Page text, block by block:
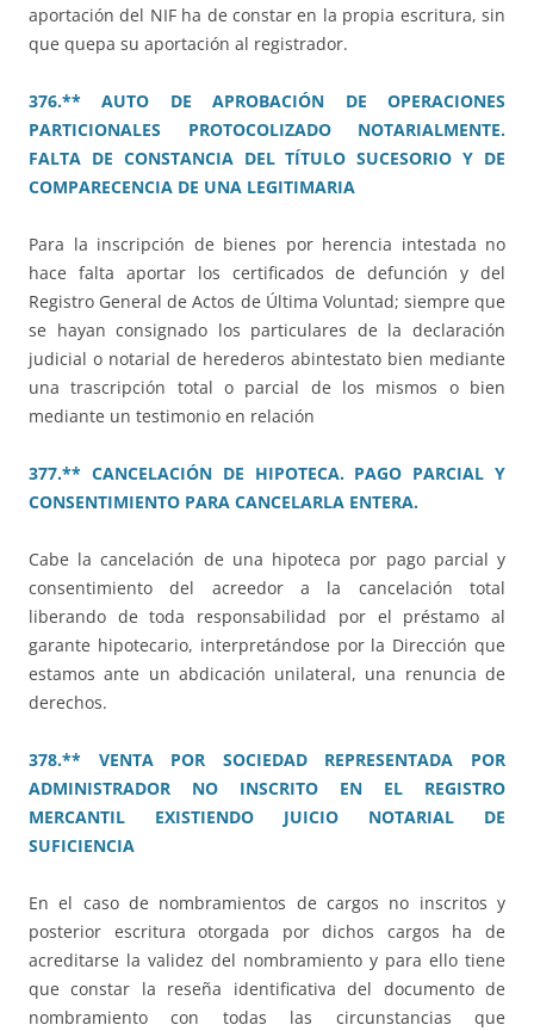
aportación del NIF ha de constar en la propia escritura, sin
que quepa su aportación al registrador.
376.** AUTO DE APROBACIÓN DE OPERACIONES
PARTICIONALES PROTOCOLIZADO NOTARIALMENTE.
FALTA DE CONSTANCIA DEL TÍTULO SUCESORIO Y DE
COMPARECENCIA DE UNA LEGITIMARIA
Para la inscripción de bienes por herencia intestada no
hace falta aportar los certificados de defunción y del
Registro General de Actos de Última Voluntad; siempre que
se hayan consignado los particulares de la declaración
judicial o notarial de herederos abintestato bien mediante
una trascripción total o parcial de los mismos o bien
mediante un testimonio en relación
377.** CANCELACIÓN DE HIPOTECA. PAGO PARCIAL Y
CONSENTIMIENTO PARA CANCELARLA ENTERA.
Cabe la cancelación de una hipoteca por pago parcial y
consentimiento del acreedor a la cancelación total
liberando de toda responsabilidad por el préstamo al
garante hipotecario, interpretándose por la Dirección que
estamos ante un abdicación unilateral, una renuncia de
derechos.
378.** VENTA POR SOCIEDAD REPRESENTADA POR
ADMINISTRADOR NO INSCRITO EN EL REGISTRO
MERCANTIL EXISTIENDO JUICIO NOTARIAL DE
SUFICIENCIA
En el caso de nombramientos de cargos no inscritos y
posterior escritura otorgada por dichos cargos ha de
acreditarse la validez del nombramiento y para ello tiene
que constar la reseña identificativa del documento de
nombramiento con todas las circunstancias que